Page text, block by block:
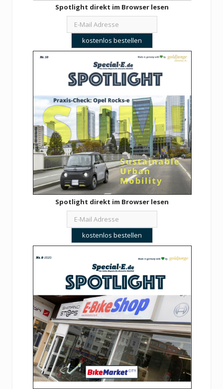
Spotlight direkt im Browser lesen
Spotlight direkt im Browser lesen